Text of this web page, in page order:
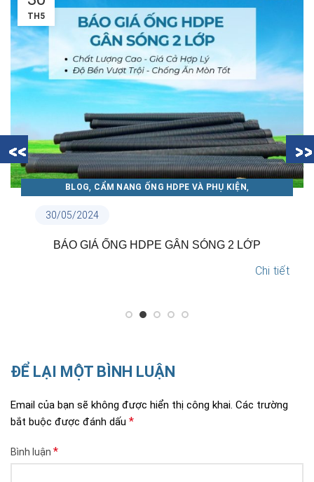
TH5
30/05/2024
BLOG, CẨM NANG ỐNG HDPE VÀ PHỤ KIỆN,
BÁO GIÁ ỐNG HDPE GÂN SÓNG 2 LỚP
Chi tiết
ĐỂ LẠI MỘT BÌNH LUẬN
Email của bạn sẽ không được hiển thị công khai. Các trường
bắt buộc được đánh dấu *
Bình luận *